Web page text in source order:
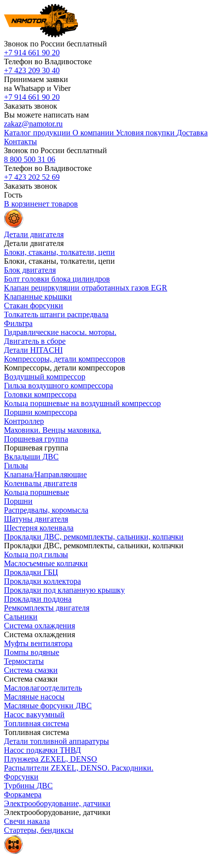
Звонок по России бесплатный
+7 914 661 90 20
Телефон во Владивостоке
+7 423 209 30 40
Принимаем заявки
на Whatsapp и Viber
+7 914 661 90 20
Заказать звонок
Вы можете написать нам
zakaz@namotor.ru
Каталог продукции О компании Условия покупки Доставка
Контакты
Звонок по России бесплатный
8 800 500 31 06
Телефон во Владивостоке
+7 423 202 52 69
Заказать звонок
Гость
В корзиненет товаров
Детали двигателя
Детали двигателя
Блоки, стаканы, толкатели, цепи
Блоки, стаканы, толкатели, цепи
Блок двигателя
Болт головки блока цилиндров
Клапан рециркуляции отработанных газов EGR
Клапанные крышки
Стакан форсунки
Толкатель штанги распредвала
Фильтра
Гидравлические насосы. моторы.
Двигатель в сборе
Детали HITACHI
Компрессоры, детали компрессоров
Компрессоры, детали компрессоров
Воздушный компрессор
Гильза воздушного компрессора
Головки компрессора
Кольца поршневые на воздушный компрессор
Поршни компрессора
Контроллер
Маховики. Венцы маховика.
Поршневая группа
Поршневая группа
Вкладыши ДВС
Гильзы
Клапана/Направляющие
Коленвалы двигателя
Кольца поршневые
Поршни
Распредвалы, коромысла
Шатуны двигателя
Шестерня коленвала
Прокладки ДВС, ремкомплекты, сальники, колпачки
Прокладки ДВС, ремкомплекты, сальники, колпачки
Кольца под гильзы
Маслосъемные колпачки
Прокладки ГБЦ
Прокладки коллектора
Прокладки под клапанную крышку
Прокладки поддона
Ремкомплекты двигателя
Сальники
Система охлаждения
Система охлаждения
Муфты вентилятора
Помпы водяные
Термостаты
Система смазки
Система смазки
Масловлагоотделитель
Масляные насосы
Масляные форсунки ДВС
Насос вакуумный
Топливная система
Топливная система
Детали топливной аппаратуры
Насос подкачки ТНВД
Плунжера ZEXEL, DENSO
Распылители ZEXEL, DENSO. Расходники.
Форсунки
Турбины ДВС
Форкамера
Электрооборудование, датчики
Электрооборудование, датчики
Свечи накала
Стартеры, бендиксы